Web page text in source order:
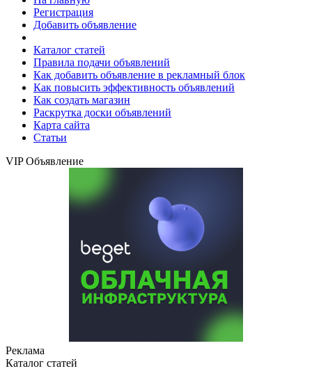
Регистрация
Добавить объявление
Каталог статей
Правила подачи объявлений
Как добавить объявление в рекламный блок
Как повысить эффективность объявлений
Как создать магазин
Раскрутка доски объявлений
Карта сайта
Статьи
VIP Объявление
Реклама
Каталог статей